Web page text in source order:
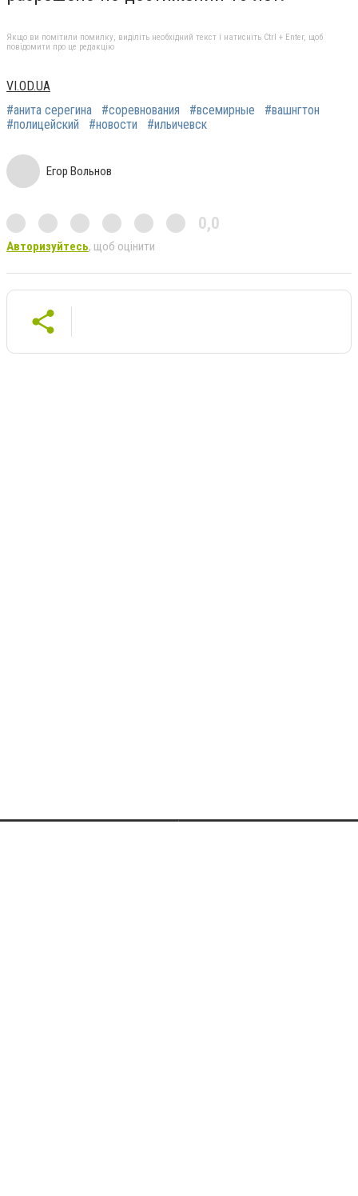
Якщо ви помітили помилку, виділіть необхідний текст і натисніть Ctrl + Enter, щоб
повідомити про це редакцію
VI.OD.UA
#анита серегина
#соревнования #всемирные
#вашнгтон
#полицейский
#новости #ильичевск
Егор Вольнов
0,0
Авторизуйтесь, щоб оцінити